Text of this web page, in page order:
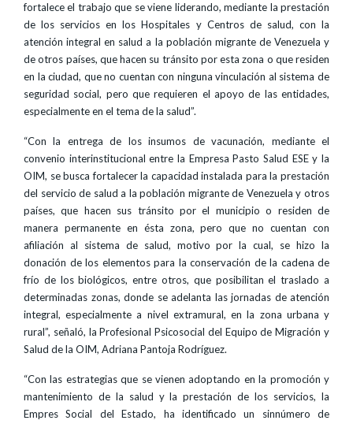
fortalece el trabajo que se viene liderando, mediante la prestación
de los servicios en los Hospitales y Centros de salud, con la
atención integral en salud a la población migrante de Venezuela y
de otros países, que hacen su tránsito por esta zona o que residen
en la ciudad, que no cuentan con ninguna vinculación al sistema de
seguridad social, pero que requieren el apoyo de las entidades,
especialmente en el tema de la salud”.
“Con la entrega de los insumos de vacunación, mediante el
convenio interinstitucional entre la Empresa Pasto Salud ESE y la
OIM, se busca fortalecer la capacidad instalada para la prestación
del servicio de salud a la población migrante de Venezuela y otros
países, que hacen sus tránsito por el municipio o residen de
manera permanente en ésta zona, pero que no cuentan con
afiliación al sistema de salud, motivo por la cual, se hizo la
donación de los elementos para la conservación de la cadena de
frío de los biológicos, entre otros, que posibilitan el traslado a
determinadas zonas, donde se adelanta las jornadas de atención
integral, especialmente a nivel extramural, en la zona urbana y
rural”, señaló, la Profesional Psicosocial del Equipo de Migración y
Salud de la OIM, Adriana Pantoja Rodríguez.
“Con las estrategias que se vienen adoptando en la promoción y
mantenimiento de la salud y la prestación de los servicios, la
Empres Social del Estado, ha identificado un sinnúmero de